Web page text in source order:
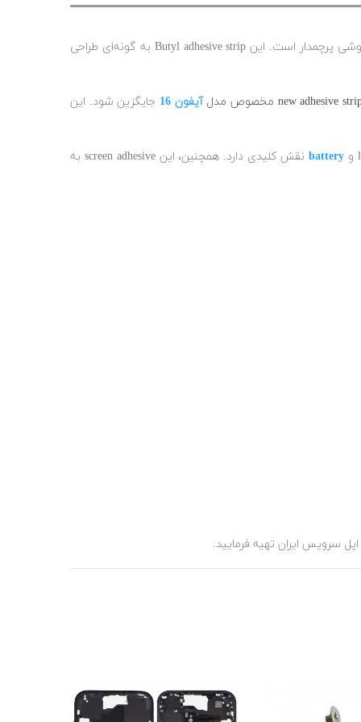
چسب دور ال‌سی‌دی آیفون 16، که با نام waterproof adhesive یا display gasket نیز شناخته می‌شود، یک جزء حیاتی در طراحی و مونتاژ این گوشی پرچمدار است. این Butyl adhesive strip به گونه‌ای طراحی
آیفون 16
جایگزین شود. این
battery
نقش کلیدی دارد. همچنین، این screen adhesive به